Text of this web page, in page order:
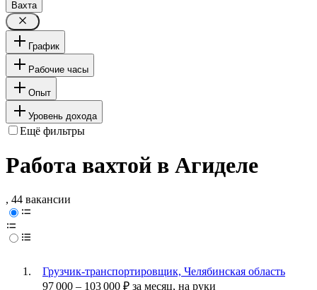
Вахта
График
Рабочие часы
Опыт
Уровень дохода
Ещё фильтры
Работа вахтой в Агиделе
, 44 вакансии
Грузчик-транспортировщик, Челябинская область
97 000 – 103 000 ₽ за месяц, на руки